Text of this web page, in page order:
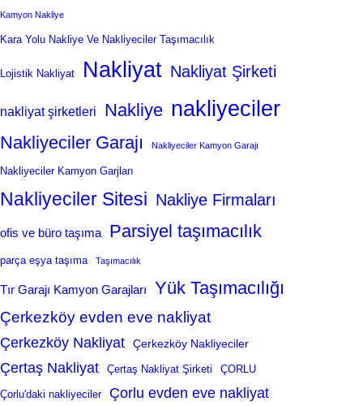
Kamyon Nakliye
Kara Yolu Nakliye Ve Nakliyeciler Taşımacılık
Lojistik Nakliyat Nakliyat Nakliyat Şirketi
nakliyat şirketleri Nakliye nakliyeciler
Nakliyeciler Garajı Nakliyeciler Kamyon Garajı
Nakliyeciler Kamyon Garjları
Nakliyeciler Sitesi Nakliye Firmaları
ofis ve büro taşıma Parsiyel taşımacılık
parça eşya taşıma Taşımacılık
Tır Garajı Kamyon Garajları Yük Taşımacılığı
Çerkezköy evden eve nakliyat
Çerkezköy Nakliyat Çerkezköy Nakliyeciler
Çertaş Nakliyat Çertaş Nakliyat Şirketi ÇORLU
Çorlu'daki nakliyeciler Çorlu evden eve nakliyat